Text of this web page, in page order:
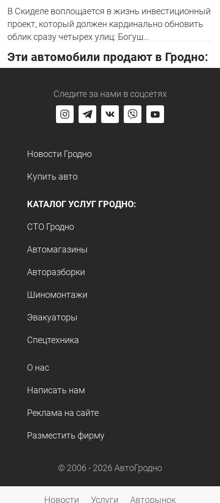
В Скиделе воплощается в жизнь инвестиционный
проект, который должен кардинально обновить
облик сразу четырех улиц: Богуш...
Эти автомобили продают в Гродно:
Следите за нами в соцсетях
Новости Гродно
Купить авто
КАТАЛОГ УСЛУГ ГРОДНО:
СТО Гродно
Автомагазины
Авторазборки
Шиномонтажи
Эвакуаторы
Спецтехника
О нас
Написать нам
Реклама на сайте
Разместить фирму
© 2006 - 2026 АвтоГродно
Новости Услуги Авторынок